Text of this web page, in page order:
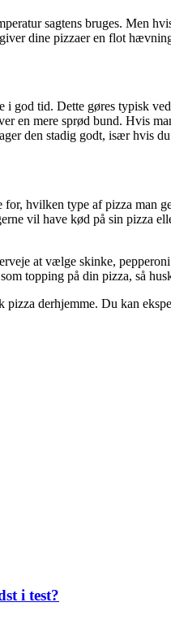
sagtens bruges. Men
dine pizzaer en flot
i god tid. Dette gøres typisk
en mere sprød bund. Hvis
den stadig godt, især hvis
hvilken type af pizza man
vil have kød på sin pizza
at vælge skinke,
topping på din pizza, så
derhjemme. Du kan
i test?